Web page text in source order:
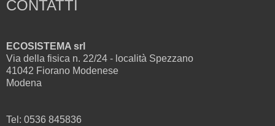
CONTATTI
ECOSISTEMA srl
Via della fisica n. 22/24 - località Spezzano
41042 Fiorano Modenese
Modena
Tel: 0536 845836